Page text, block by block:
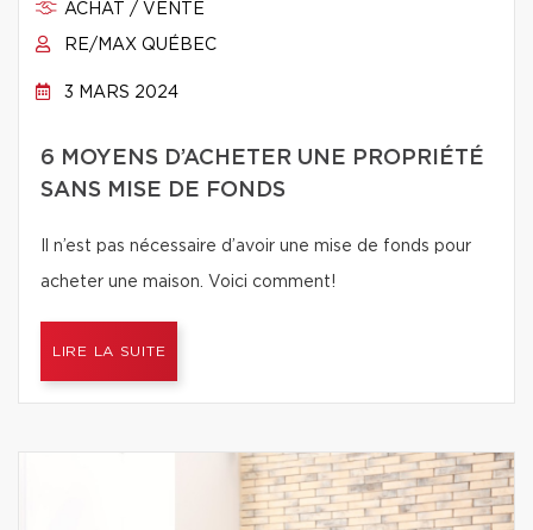
ACHAT / VENTE
RE/MAX QUÉBEC
3 MARS 2024
6 MOYENS D’ACHETER UNE PROPRIÉTÉ
SANS MISE DE FONDS
Il n’est pas nécessaire d’avoir une mise de fonds pour
acheter une maison. Voici comment!
LIRE LA SUITE